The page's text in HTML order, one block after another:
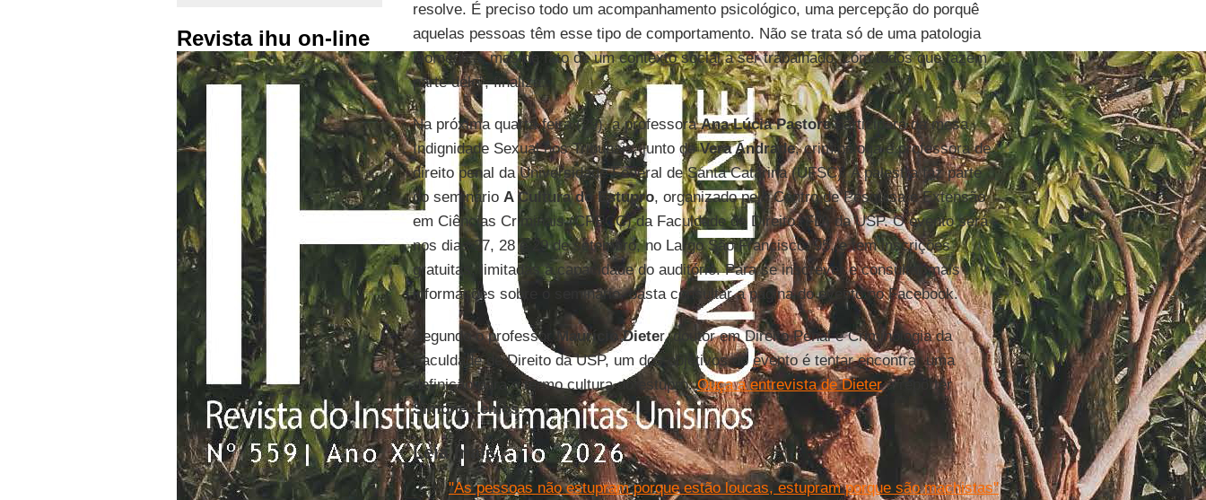
Revista ihu on-line
resolve. É preciso todo um acompanhamento psicológico, uma percepção do porquê
aquelas pessoas têm esse tipo de comportamento. Não se trata só de uma patologia
biomédica, mas de fato de um contexto social a ser trabalhado, com todos que fazem
parte dele”, finaliza.
Na próxima quarta-feira (29), a professoraAna Lúcia Pastoreparticipará da mesa
Indignidade Sexual nos Tribunais, junto deVera Andrade, criminóloga e professora de
direito penal da Universidade Federal de Santa Catarina (UFSC). A palestra faz parte
do seminário A Cultura do Estupro, organizado pelo Centro de Pesquisa e Extensão
em Ciências Criminais (CPECC) da Faculdade de Direito (FD) da USP. O evento será
nos dias 27, 28 e 29 de setembro, no Largo São Francisco, 95, e tem inscrições
gratuitas, limitadas à capacidade do auditório. Para se inscrever e consultar mais
informações sobre o seminário, basta consultar a página do evento no Facebook.
Segundo o professor Maurício Dieter, doutor em Direito Penal e Criminologia da
Faculdade de Direito da USP, um dos objetivos do evento é tentar encontrar uma
definição para o termo cultura do estupro.Ouça a entrevista de Dieterà repórter
Simone Lemos.
Leia mais...
"As pessoas não estupram porque estão loucas, estupram porque são machistas"